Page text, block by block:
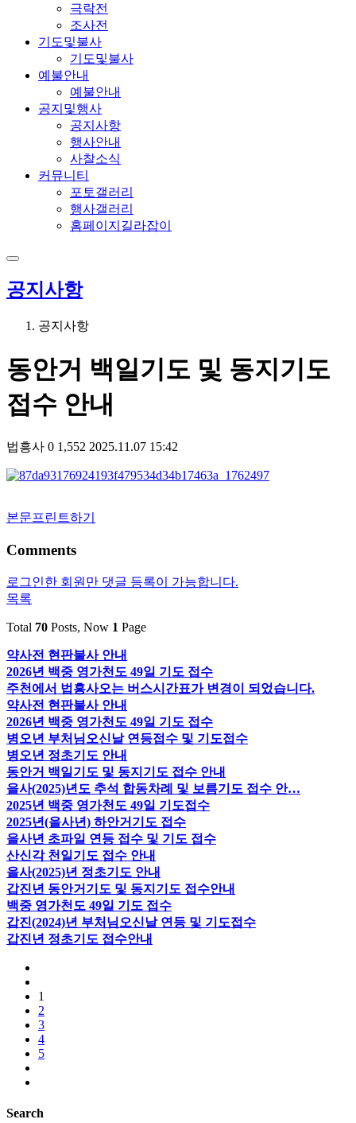
극락전
조사전
기도및불사
기도및불사
예불안내
예불안내
공지및행사
공지사항
행사안내
사찰소식
커뮤니티
포토갤러리
행사갤러리
홈페이지길라잡이
공지사항
공지사항
동안거 백일기도 및 동지기도
접수 안내
법흥사 0 1,552 2025.11.07 15:42
본문프린트하기
Comments
로그인한 회원만 댓글 등록이 가능합니다.
목록
Total 70 Posts, Now 1 Page
약사전 현판불사 안내
2026년 백중 영가천도 49일 기도 접수
주천에서 법흥사오는 버스시간표가 변경이 되었습니다.
약사전 현판불사 안내
2026년 백중 영가천도 49일 기도 접수
병오년 부처님오신날 연등접수 및 기도접수
병오년 정초기도 안내
동안거 백일기도 및 동지기도 접수 안내
을사(2025)년도 추석 합동차례 및 보름기도 접수 안…
2025년 백중 영가천도 49일 기도접수
2025년(을사년) 하안거기도 접수
을사년 초파일 연등 접수 및 기도 접수
산신각 천일기도 접수 안내
을사(2025)년 정초기도 안내
갑진년 동안거기도 및 동지기도 접수안내
백중 영가천도 49일 기도 접수
갑진(2024)년 부처님오신날 연등 및 기도접수
갑진년 정초기도 접수안내
1
2
3
4
5
Search